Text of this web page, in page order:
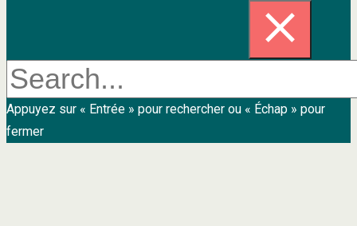
Appuyez sur « Entrée » pour rechercher ou « Échap » pour
fermer